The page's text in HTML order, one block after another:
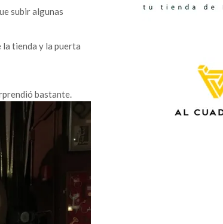
subir algunas
la tienda y la puerta
bastante.